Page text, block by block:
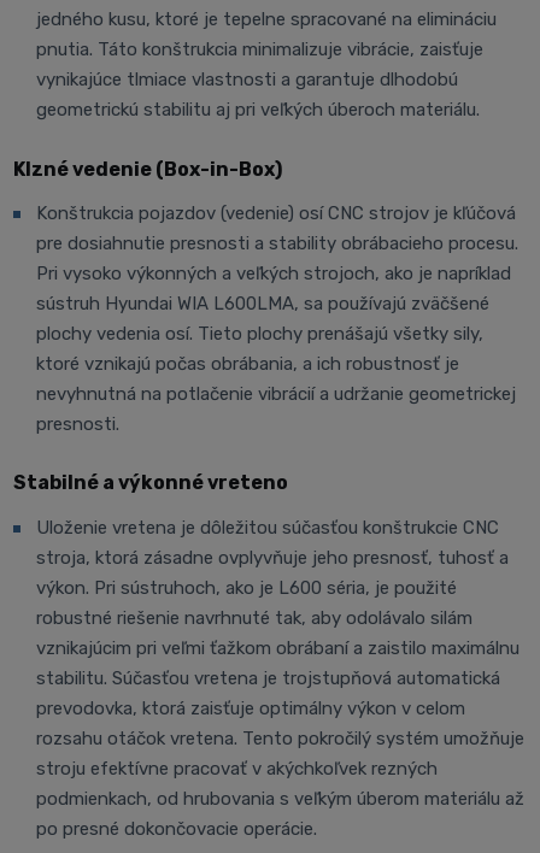
jedného kusu, ktoré je tepelne spracované na elimináciu
pnutia. Táto konštrukcia minimalizuje vibrácie, zaisťuje
vynikajúce tlmiace vlastnosti a garantuje dlhodobú
geometrickú stabilitu aj pri veľkých úberoch materiálu.
Klzné vedenie (Box-in-Box)
Konštrukcia pojazdov (vedenie) osí CNC strojov je kľúčová
pre dosiahnutie presnosti a stability obrábacieho procesu.
Pri vysoko výkonných a veľkých strojoch, ako je napríklad
sústruh Hyundai WIA L600LMA, sa používajú zväčšené
plochy vedenia osí. Tieto plochy prenášajú všetky sily,
ktoré vznikajú počas obrábania, a ich robustnosť je
nevyhnutná na potlačenie vibrácií a udržanie geometrickej
presnosti.
Stabilné a výkonné vreteno
Uloženie vretena je dôležitou súčasťou konštrukcie CNC
stroja, ktorá zásadne ovplyvňuje jeho presnosť, tuhosť a
výkon. Pri sústruhoch, ako je L600 séria, je použité
robustné riešenie navrhnuté tak, aby odolávalo silám
vznikajúcim pri veľmi ťažkom obrábaní a zaistilo maximálnu
stabilitu. Súčasťou vretena je trojstupňová automatická
prevodovka, ktorá zaisťuje optimálny výkon v celom
rozsahu otáčok vretena. Tento pokročilý systém umožňuje
stroju efektívne pracovať v akýchkoľvek rezných
podmienkach, od hrubovania s veľkým úberom materiálu až
po presné dokončovacie operácie.